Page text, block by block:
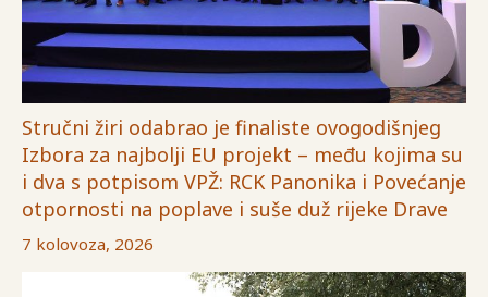
Stručni žiri odabrao je finaliste ovogodišnjeg
Izbora za najbolji EU projekt – među kojima su
i dva s potpisom VPŽ: RCK Panonika i Povećanje
otpornosti na poplave i suše duž rijeke Drave
7 kolovoza, 2026